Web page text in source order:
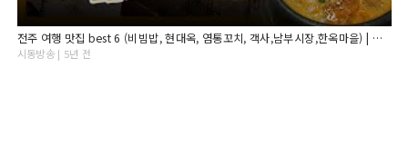
전주 여행 맛집 best 6 (비빔밥, 현대옥, 염통꼬치, 객사,남부시장,한옥마을) | 최깐돌
시동방송 | 5년 전